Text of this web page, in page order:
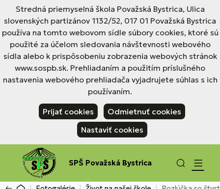
Stredná priemyselná škola Považská Bystrica, Ulica
slovenských partizánov 1132/52, 017 01 Považská Bystrica
používa na tomto webovom sídle súbory cookies, ktoré sú
použité za účelom sledovania návštevnosti webového
sídla alebo k prispôsobeniu zobrazenia webových stránok
www.sospb.sk. Prehliadaním a použitím príslušného
nastavenia webového prehliadača vyjadrujete súhlas s ich
používaním.
Prijať cookies
Odmietnuť cookies
Nastaviť cookies
SPŠ Považská Bystrica